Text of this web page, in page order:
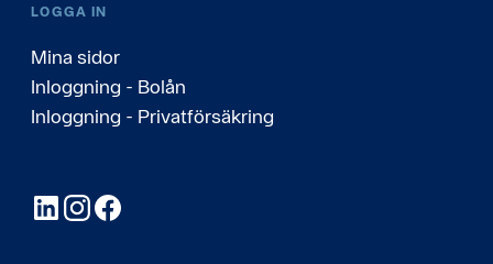
LOGGA IN
Mina sidor
Inloggning - Bolån
Inloggning - Privatförsäkring
LinkedInInstagram